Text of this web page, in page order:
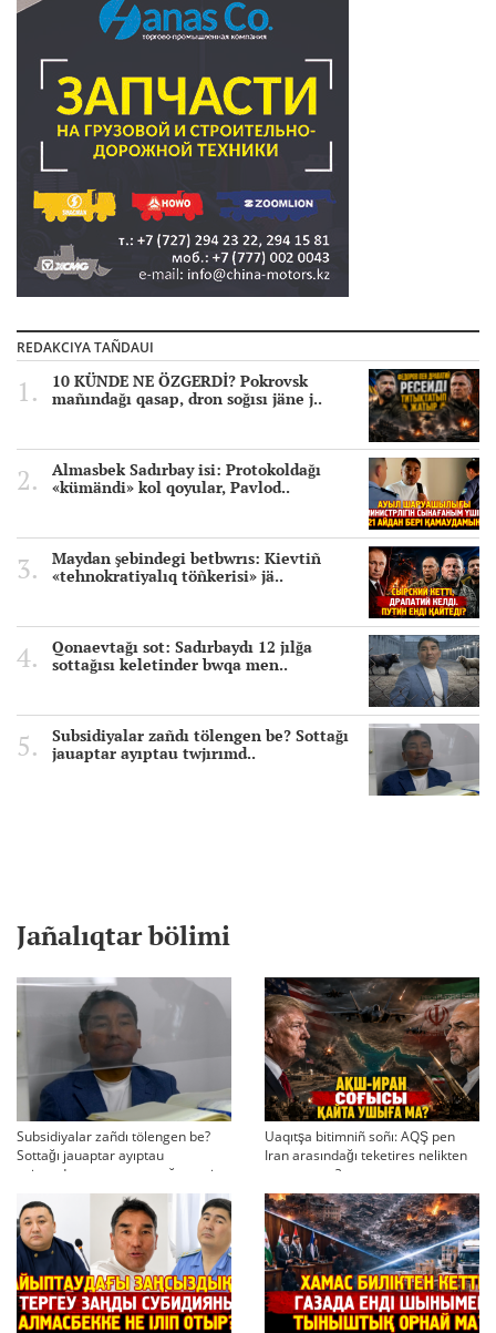
REDAKCIYA TAÑDAUI
10 KÜNDE NE ÖZGERDİ? Pokrovsk
mañındağı qasap, dron soğısı jäne j..
Almasbek Sadırbay isi: Protokoldağı
«kümändi» kol qoyular, Pavlod..
Maydan şebindegi betbwrıs: Kievtiñ
«tehnokratiyalıq töñkerisi» jä..
Qonaevtağı sot: Sadırbaydı 12 jılğa
sottağısı keletinder bwqa men..
Subsidiyalar zañdı tölengen be? Sottağı
jauaptar ayıptau twjırımd..
Jañalıqtar bölimi
Subsidiyalar zañdı tölengen be?
Sottağı jauaptar ayıptau
twjırımdarın qayta qarauğa negiz
bola ala ma?
Uaqıtşa bitimniñ soñı: AQŞ pen
Iran arasındağı teketires nelikten
qayta uşıqtı?